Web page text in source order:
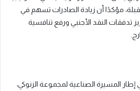
مؤكدًا أن زيادة الصادرات تسهم في
تدفقات النقد الأجنبي ورفع تنافسية
المسيرة الصناعية لمجموعة الزنوكي،